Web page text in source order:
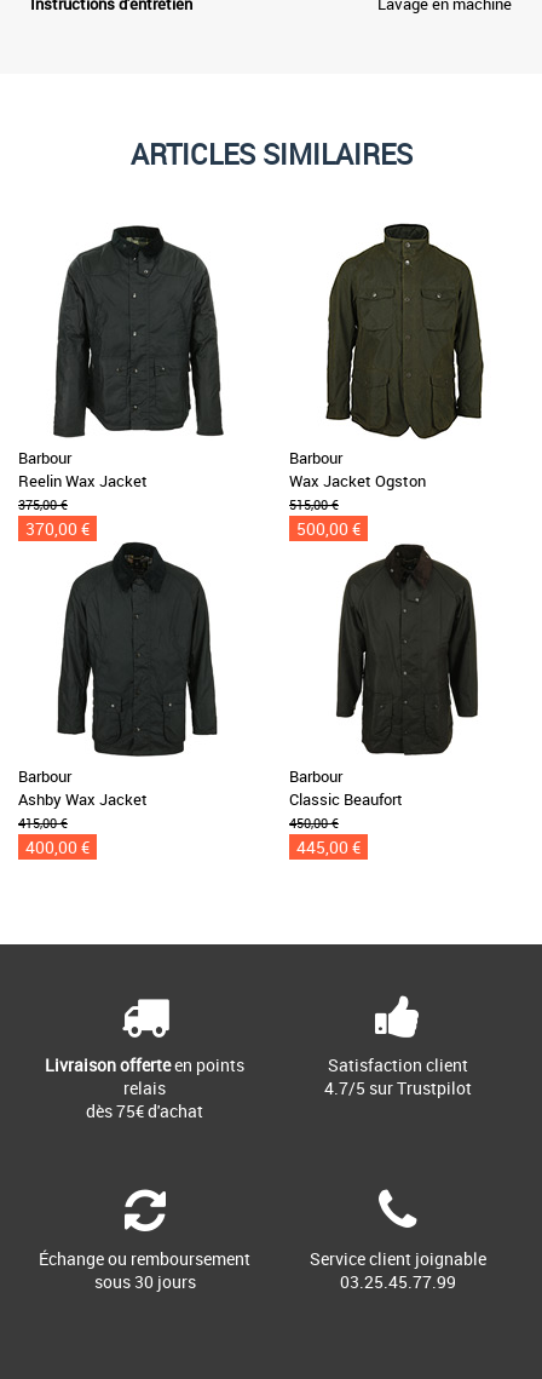
ARTICLES SIMILAIRES
Barbour
Reelin Wax Jacket
375,00 €
370,00 €
Barbour
Wax Jacket Ogston
515,00 €
500,00 €
Barbour
Ashby Wax Jacket
415,00 €
400,00 €
Barbour
Classic Beaufort
450,00 €
445,00 €
Livraison offerteen points
relais
dès 75€ d'achat
Satisfaction client
4.7/5 sur Trustpilot
Échange ou remboursement
sous 30 jours
Service client joignable
03.25.45.77.99